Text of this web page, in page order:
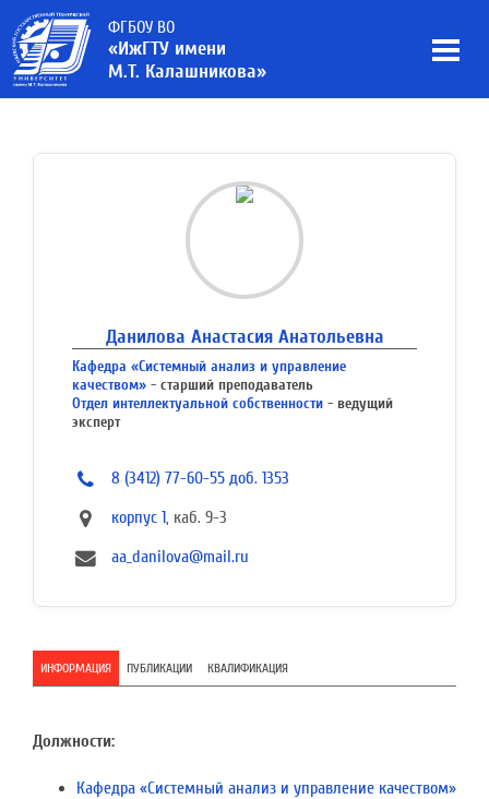
ФГБОУ ВО
«ИжГТУ имени
М.Т. Калашникова»
Данилова Анастасия Анатольевна
Кафедра «Системный анализ и управление
качеством» - старший преподаватель
Отдел интеллектуальной собственности - ведущий
эксперт
8 (3412) 77-60-55 доб. 1353
корпус 1, каб. 9-3
aa_danilova@mail.ru
ИНФОРМАЦИЯ ПУБЛИКАЦИИ КВАЛИФИКАЦИЯ
Должности:
Кафедра «Системный анализ и управление качеством»